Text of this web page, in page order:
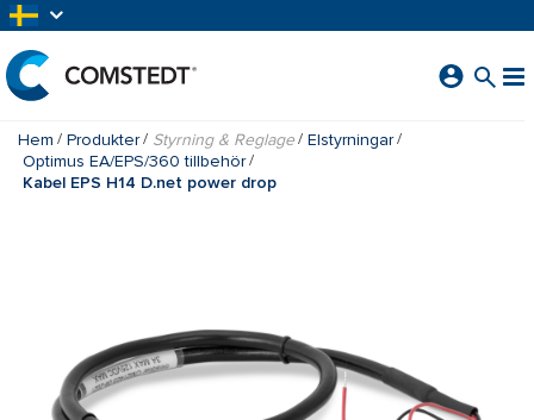
Hem Produkter Styrning & Reglage
Elstyrningar
Optimus EA/EPS/360 tillbehör
Kabel EPS H14 D.net power drop